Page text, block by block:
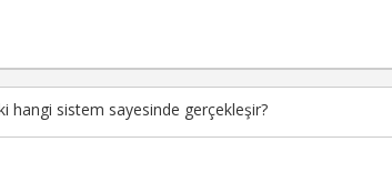
hangi sistem sayesinde gerçekleşir?